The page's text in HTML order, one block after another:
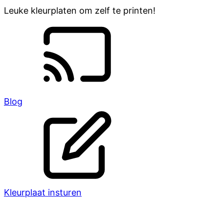
Leuke kleurplaten om zelf te printen!
Blog
Kleurplaat insturen